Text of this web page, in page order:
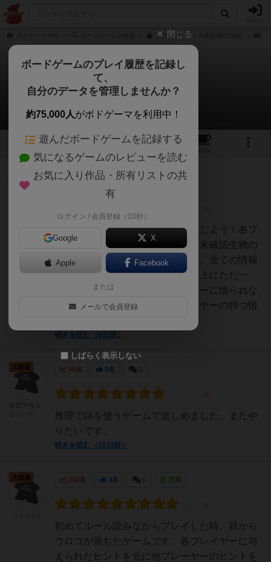
クリプティッドの通販/商品詳細
クリプティッド
60件のレビュー
13 5 60
カフェ
188名
誰よりも早く、未確認生物を発見しよう！各プ
レイヤーにはそれぞれ一つだけ、未確認生物の
生息地に関する情報が与えられる。全ての情報
に当てはまる箇所は、広いボード上にただ一
つ。自分の持つ情報を他プレイヤーに悟られな
いよう気を付けながら、他プレイヤーの持つ情
続きを読む（6日前）
勇者
54名 0名
推理で頭を使うゲームで楽しめました。またや
りたいです。
続きを読む（18日前）
大賢者
282名 3名 充実
初めてルール読みながらプレイした時、目から
ウロコが落ちたゲームです。各プレイヤーに与
えられたヒントを元に他プレーヤーのヒントを
大賢者
閉じる
ボードゲームのプレイ履歴を記録し
て、
自分のデータを管理しませんか？
約75,000人がボドゲーマを利用中！
遊んだボードゲームを記録する
気になるゲームのレビューを読む
お気に入り作品・所有リストの共
有
ログイン / 会員登録（10秒）
Google X
Apple Facebook
または
メールで会員登録
しばらく表示しない